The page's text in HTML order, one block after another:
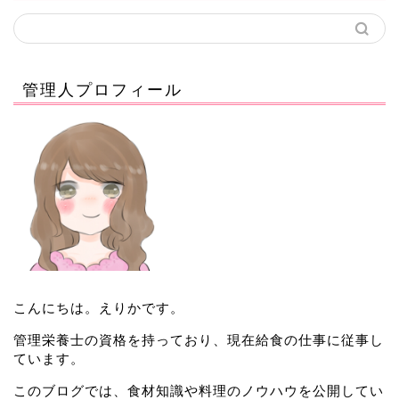
管理人プロフィール
こんにちは。えりかです。
管理栄養士の資格を持っており、現在給食の仕事に従事し
ています。
このブログでは、食材知識や料理のノウハウを公開してい